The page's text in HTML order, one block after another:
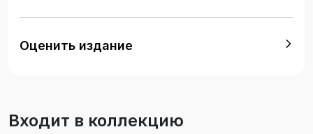
направлений подготовки 40.00.00
Юриспруденция, а также аспирантов и
преподавателей.
Оценить издание
Входит в коллекцию